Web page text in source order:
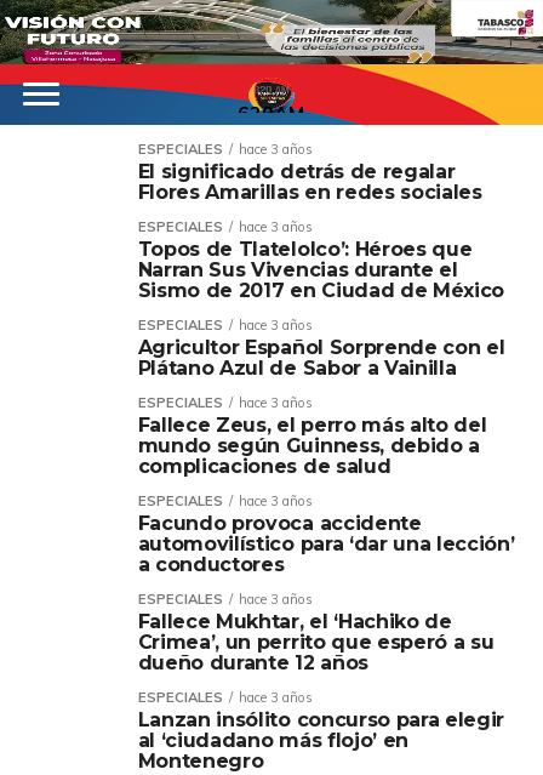
620AM
ESPECIALES hace 3 años
El significado detrás de regalar
Flores Amarillas en redes sociales
ESPECIALES hace 3 años
Topos de Tlatelolco’: Héroes que
Narran Sus Vivencias durante el
Sismo de 2017 en Ciudad de México
ESPECIALES hace 3 años
Agricultor Español Sorprende con el
Plátano Azul de Sabor a Vainilla
ESPECIALES hace 3 años
Fallece Zeus, el perro más alto del
mundo según Guinness, debido a
complicaciones de salud
ESPECIALES hace 3 años
Facundo provoca accidente
automovilístico para ‘dar una lección’
a conductores
ESPECIALES hace 3 años
Fallece Mukhtar, el ‘Hachiko de
Crimea’, un perrito que esperó a su
dueño durante 12 años
ESPECIALES hace 3 años
Lanzan insólito concurso para elegir
al ‘ciudadano más flojo’ en
Montenegro